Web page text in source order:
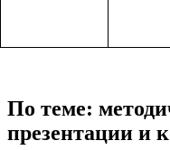
По теме:
презентации и